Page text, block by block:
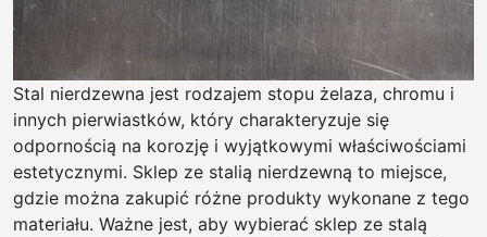
Stal nierdzewna jest rodzajem stopu żelaza, chromu i
innych pierwiastków, który charakteryzuje się
odpornością na korozję i wyjątkowymi właściwościami
estetycznymi. Sklep ze stalią nierdzewną to miejsce,
gdzie można zakupić różne produkty wykonane z tego
materiału. Ważne jest, aby wybierać sklep ze stalą